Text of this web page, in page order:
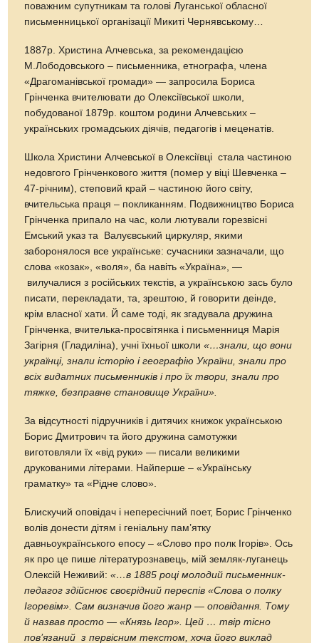
поважним супутникам та голові Луганської обласної
письменницької організації Микиті Чернявському…
1887р. Христина Алчевська, за рекомендацією
М.Лободовського – письменника, етнографа, члена
«Драгоманівської громади» — запросила Бориса
Грінченка вчителювати до Олексіївської школи,
побудованої 1879р. коштом родини Алчевських –
українських громадських діячів, педагогів і меценатів.
Школа Христини Алчевської в Олексіївці стала частиною
недовгого Грінченкового життя (помер у віці Шевченка –
47-річним), степовий край – частиною його світу,
вчительська праця – покликанням. Подвижництво Бориса
Грінченка припало на час, коли лютували горезвісні
Емський указ та Валуєвський циркуляр, якими
заборонялося все українське: сучасники зазначали, що
слова «козак», «воля», ба навіть «Україна», —
вилучалися з російських текстів, а українською зась було
писати, перекладати, та, зрештою, й говорити деінде,
крім власної хати. Й саме тоді, як згадувала дружина
Грінченка, вчителька-просвітянка і письменниця Марія
Загірня (Гладиліна), учні їхньої школи«…знали, що вони
українці, знали історію і географію України, знали про
всіх видатних письменників і про їх твори, знали про
тяжке, безправне становище України».
За відсутності підручників і дитячих книжок українською
Борис Дмитрович та його дружина самотужки
виготовляли їх «від руки» — писали великими
друкованими літерами. Найперше – «Українську
граматку» та «Рідне слово».
Блискучий оповідач і непересічний поет, Борис Грінченко
волів донести дітям і геніальну пам’ятку
давньоукраїнського епосу – «Слово про полк Ігорів». Ось
як про це пише літературознавець, мій земляк-луганець
Олексій Неживий:«…в 1885 році молодий письменник-
педагог здійснює своєрідний переспів «Слова о полку
Ігоревім». Сам визначив його жанр — оповідання. Тому
й назвав просто — «Князь Ігор». Цей … твір тісно
пов’язаний з первісним текстом, хоча його виклад